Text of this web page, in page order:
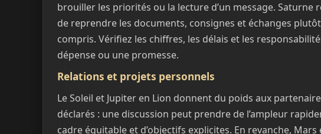
brouiller les priorités ou la lecture d’un message. Saturne
de reprendre les documents, consignes et échanges
compris. Vérifiez les chiffres, les délais et les
dépense ou une promesse.
Relations et projets personnels
Le Soleil et Jupiter en Lion donnent du poids aux
déclarés : une discussion peut prendre de l’ampleur
cadre équitable et d’objectifs explicites. En revanche,